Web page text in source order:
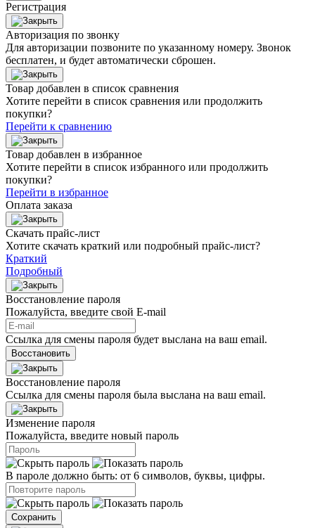
Регистрация
Авторизация по звонку
Для авторизации позвоните по указанному номеру. Звонок
бесплатен, и будет автоматически сброшен.
Товар добавлен в список сравнения
Хотите перейти в список сравнения или продолжить
покупки?
Перейти к сравнению
Товар добавлен в избранное
Хотите перейти в список избранного или продолжить
покупки?
Перейти в избранное
Оплата заказа
Скачать прайс-лист
Хотите скачать краткий или подробный прайс-лист?
Краткий
Подробный
Восстановление пароля
Пожалуйста, введите свой E‑mail
Ссылка для смены пароля будет выслана на ваш email.
Восстановить
Восстановление пароля
Ссылка для смены пароля была выслана на ваш email.
Изменение пароля
Пожалуйста, введите новый пароль
В пароле должно быть: от 6 символов, буквы, цифры.
Сохранить